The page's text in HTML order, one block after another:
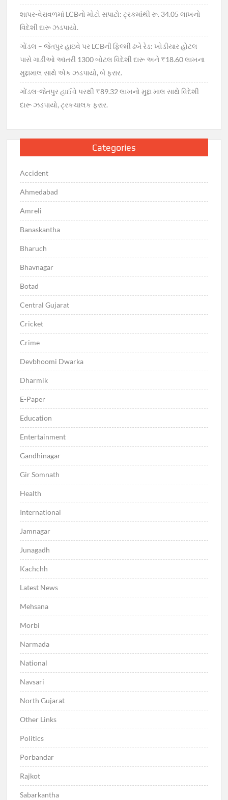
શાપર-વેરાવળમાં LCBનો મોટો સપાટો: ટ્રકમાંથી રૂ. 34.05 લાખનો
વિદેશી દારૂ ઝડપાયો.
ગોંડલ – જેતપુર હાઇવે પર LCBની ફિલ્મી ઢબે રેડ: ખોડીયાર હોટલ
પાસે ગાડીઓ આંતરી 1300 બોટલ વિદેશી દારૂ અને ₹18.60 લાખના
મુદ્દામાલ સાથે એક ઝડપાયો, બે ફરાર.
ગોંડલ-જેતપુર હાઈવે પરથી ₹89.32 લાખનો મુદ્દા માલ સાથે વિદેશી
દારૂ ઝડપાયો, ટ્રકચાલક ફરાર.
Categories
Accident
Ahmedabad
Amreli
Banaskantha
Bharuch
Bhavnagar
Botad
Central Gujarat
Cricket
Crime
Devbhoomi Dwarka
Dharmik
E-Paper
Education
Entertainment
Gandhinagar
Gir Somnath
Health
International
Jamnagar
Junagadh
Kachchh
Latest News
Mehsana
Morbi
Narmada
National
Navsari
North Gujarat
Other Links
Politics
Porbandar
Rajkot
Sabarkantha